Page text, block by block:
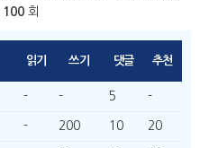
100 회
읽기 쓰기 댓글 추천
- - 5 -
- 200 10 20